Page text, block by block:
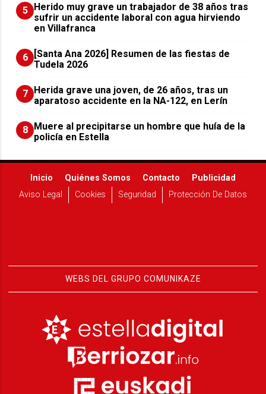
5 Herido muy grave un trabajador de 38 años tras
sufrir un accidente laboral con agua hirviendo
en Villafranca
6
[Santa Ana 2026] Resumen de las fiestas de
Tudela 2026
7 Herida grave una joven, de 26 años, tras un
aparatoso accidente en la NA-122, en Lerín
8 Muere al precipitarse un hombre que huía de la
policía en Estella
Inicio Quiénes Somos Contacto
Publicidad
Aviso Legal
Cookies Seguridad Protección De Datos
WEBS DEL GRUPO COMUNIKAZE